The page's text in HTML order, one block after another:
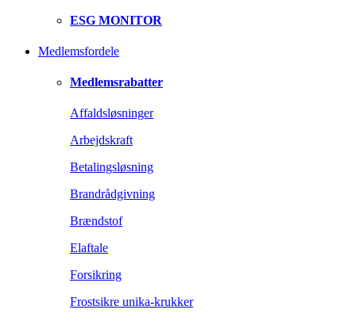
ESG MONITOR
Medlemsfordele
Medlemsrabatter
Affaldsløsninger
Arbejdskraft
Betalingsløsning
Brandrådgivning
Brændstof
Elaftale
Forsikring
Frostsikre unika-krukker